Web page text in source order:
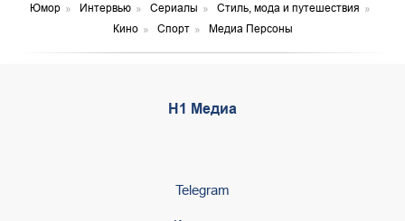
Юмор » Интервью » Сериалы » Стиль, мода и путешествия »
Кино » Спорт » Медиа Персоны
Н1 Медиа
Telegram